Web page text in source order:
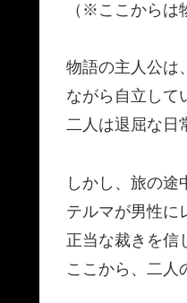
（※ここからは
物語の主人公は
ながら自立して
二人は退屈な日
しかし、旅の途
テルマが男性に
正当な裁きを信
ここから、二人